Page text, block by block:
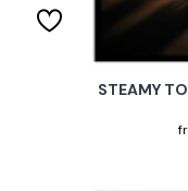
STEAMY